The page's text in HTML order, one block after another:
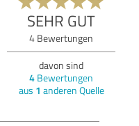
SEHR GUT
4 Bewertungen
davon sind
4 Bewertungen
aus 1 anderen Quelle